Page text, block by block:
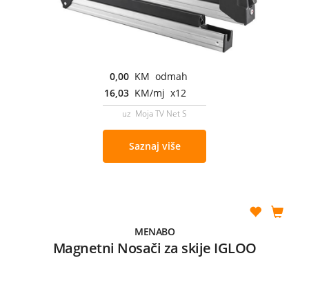
0,00 KM odmah
16,03 KM/mj x12
uz Moja TV Net S
Saznaj više
MENABO
Magnetni Nosači za skije IGLOO